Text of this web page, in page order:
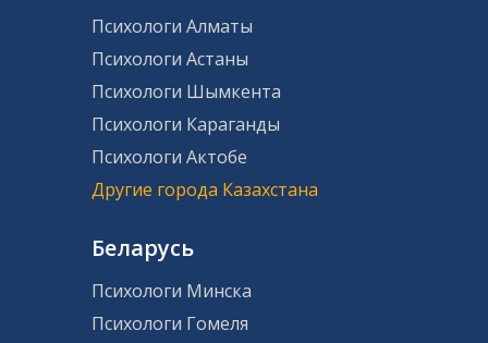
Психологи Алматы
Психологи Астаны
Психологи Шымкента
Психологи Караганды
Психологи Актобе
Другие города Казахстана
Беларусь
Психологи Минска
Психологи Гомеля